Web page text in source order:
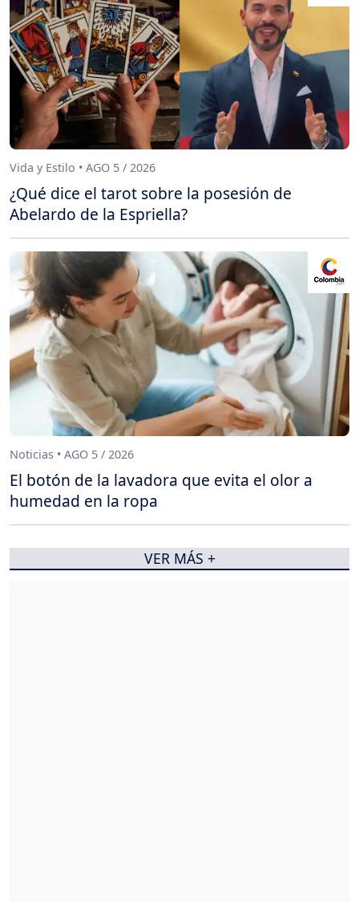
Vida y Estilo • AGO 5 / 2026
¿Qué dice el tarot sobre la posesión de
Abelardo de la Espriella?
Noticias • AGO 5 / 2026
El botón de la lavadora que evita el olor a
humedad en la ropa
VER MÁS +